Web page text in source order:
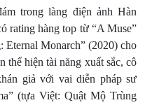
trong làng điện ảnh Hàn
rating hàng top từ “A Muse”
Eternal Monarch” (2020) cho
thể hiện tài năng xuất sắc, cô
giả với vai diễn pháp sư
(tựa Việt: Quật Mộ Trùng